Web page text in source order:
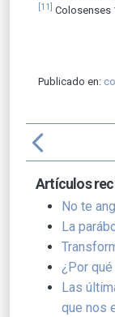
[11] Colosenses
Publicado en:
arrow_back_ios
Artículos
No te
La
¿Por
Las
que nos